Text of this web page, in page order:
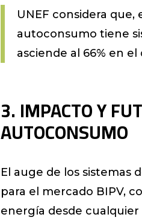
UNEF considera que,
autoconsumo tiene
asciende al 66% en el
3. IMPACTO Y
AUTOCONSUMO
El auge de los sistemas
para el mercado BIPV,
energía desde